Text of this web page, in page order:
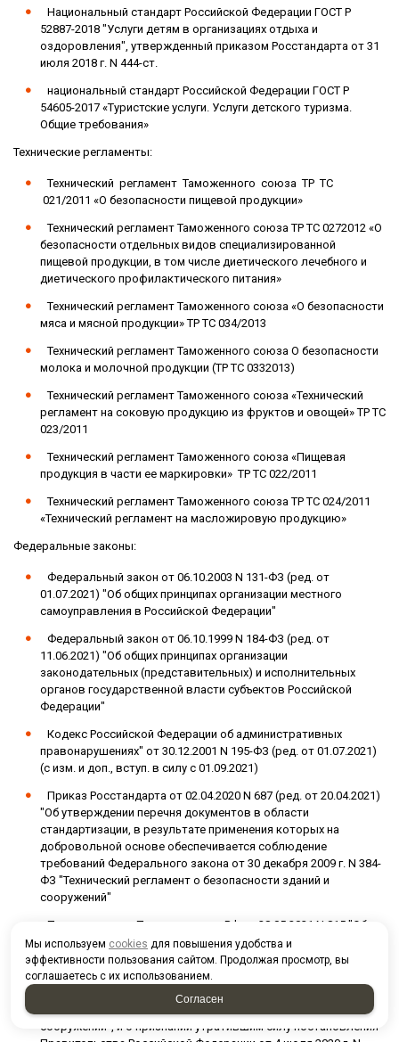
Национальный стандарт Российской Федерации ГОСТ Р
52887-2018 "Услуги детям в организациях отдыха и
оздоровления", утвержденный приказом Росстандарта от 31
июля 2018 г. N 444-ст.
национальный стандарт Российской Федерации ГОСТ Р
54605-2017 «Туристские услуги. Услуги детского туризма.
Общие требования»
Технические регламенты:
Технический регламент Таможенного союза ТР ТС
021/2011 «О безопасности пищевой продукции»
Технический регламент Таможенного союза ТР ТС 0272012 «О
безопасности отдельных видов специализированной
пищевой продукции, в том числе диетического лечебного и
диетического профилактического питания»
Технический регламент Таможенного союза «О безопасности
мяса и мясной продукции» ТР ТС 034/2013
Технический регламент Таможенного союза О безопасности
молока и молочной продукции (ТР ТС 0332013)
Технический регламент Таможенного союза «Технический
регламент на соковую продукцию из фруктов и овощей» ТР ТС
023/2011
Технический регламент Таможенного союза «Пищевая
продукция в части ее маркировки» ТР ТС 022/2011
Технический регламент Таможенного союза ТР ТС 024/2011
«Технический регламент на масложировую продукцию»
Федеральные законы:
Федеральный закон от 06.10.2003 N 131-ФЗ (ред. от
01.07.2021) "Об общих принципах организации местного
самоуправления в Российской Федерации"
Федеральный закон от 06.10.1999 N 184-ФЗ (ред. от
11.06.2021) "Об общих принципах организации
законодательных (представительных) и исполнительных
органов государственной власти субъектов Российской
Федерации"
Кодекс Российской Федерации об административных
правонарушениях" от 30.12.2001 N 195-ФЗ (ред. от 01.07.2021)
(с изм. и доп., вступ. в силу с 01.09.2021)
Приказ Росстандарта от 02.04.2020 N 687 (ред. от 20.04.2021)
"Об утверждении перечня документов в области
стандартизации, в результате применения которых на
добровольной основе обеспечивается соблюдение
требований Федерального закона от 30 декабря 2009 г. N 384-
ФЗ "Технический регламент о безопасности зданий и
сооружений"
Постановление Правительства РФ от 28.05.2021 N 815 "Об
утверждении перечня национальных стандартов и сводов
правил (частей таких стандартов и сводов правил), в
результате применения которых на обязательной основе
обеспечивается соблюдение требований Федерального
сооружений", и о признании утратившим силу постановления
Мы используем cookies для повышения удобства и
эффективности пользования сайтом. Продолжая просмотр, вы
соглашаетесь с их использованием.
Согласен